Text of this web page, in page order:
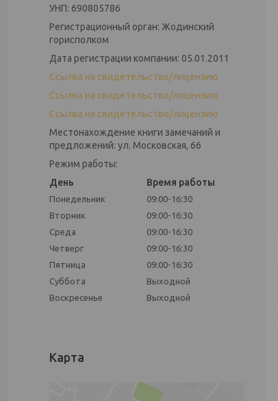
УНП: 690805786
Регистрационный орган: Жодинский
горисполком
Дата регистрации компании: 05.01.2011
Ссылка на свидетельство/лицензию
Ссылка на свидетельство/лицензию
Ссылка на свидетельство/лицензию
Местонахождение книги замечаний и
предложений: ул. Московская, 66
Режим работы:
День
Время работы
Понедельник
09:00-16:30
Вторник
09:00-16:30
Среда
09:00-16:30
Четверг
09:00-16:30
Пятница
09:00-16:30
Суббота
Выходной
Воскресенье
Выходной
Карта